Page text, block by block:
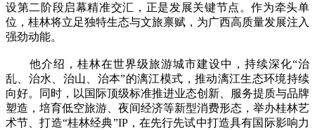
设第二阶段启幕精准交汇，正是发展关键节点。作为牵头单
位，桂林将立足独特生态与文旅禀赋，为广西高质量发展注入
强劲动能。
他介绍，桂林在世界级旅游城市建设中，持续深化“治
乱、治水、治山、治本”的漓江模式，推动漓江生态环境持续
向好。同时，以国际顶级标准推进业态创新、服务提质与品牌
塑造，培育低空旅游、夜间经济等新型消费形态，举办桂林艺
术节、打造“桂林经典”IP，在先行先试中打造具有国际影响力